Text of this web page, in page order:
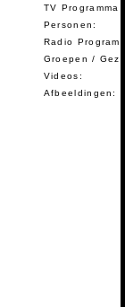
TV Programma
Personen:
Radio
Groepen /
Videos:
Afbeeldingen: